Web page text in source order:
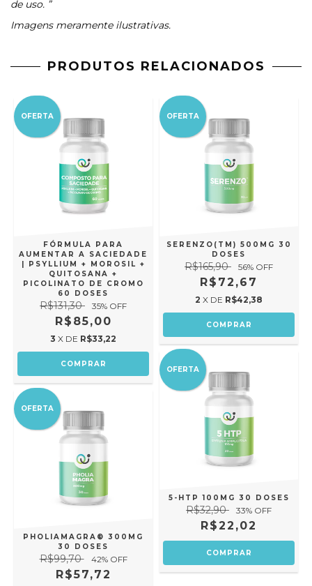
de uso. ”
Imagens meramente ilustrativas.
PRODUTOS RELACIONADOS
OFERTA
FÓRMULA PARA
AUMENTAR A SACIEDADE
| PSYLLIUM + MOROSIL +
QUITOSANA +
PICOLINATO DE CROMO
60 DOSES
R$131,30 35% OFF
R$85,00
3 X DE R$33,22
OFERTA
SERENZO(TM) 500MG 30
DOSES
R$165,90 56% OFF
R$72,67
2 X DE R$42,38
OFERTA
PHOLIAMAGRA® 300MG
30 DOSES
R$99,70 42% OFF
R$57,72
OFERTA
5-HTP 100MG 30 DOSES
R$32,90 33% OFF
R$22,02